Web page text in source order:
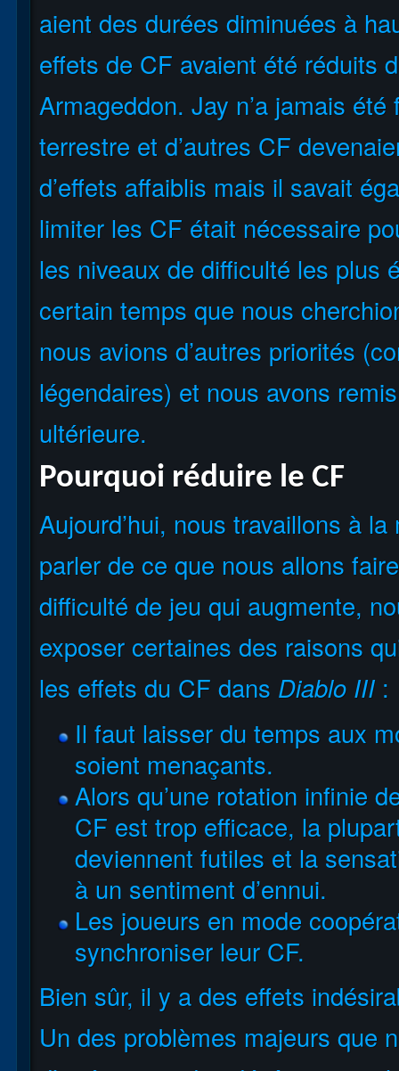
aient des durées diminuées à
effets de CF avaient été réduits
Armageddon. Jay n’a jamais
terrestre et d’autres CF
d’effets affaiblis mais il savait
limiter les CF était nécessaire
les niveaux de difficulté les plus
certain temps que nous
nous avions d’autres priorités
légendaires) et nous avons
ultérieure.
Pourquoi réduire le CF
Aujourd’hui, nous travaillons à
parler de ce que nous allons
difficulté de jeu qui augmente,
exposer certaines des raisons
les effets du CF dans Diablo III:
Il faut laisser du temps aux
soient menaçants.
Alors qu’une rotation infinie
CF est trop efficace, la
deviennent futiles et la
à un sentiment d’ennui.
Les joueurs en mode
synchroniser leur CF.
Bien sûr, il y a des effets
Un des problèmes majeurs que